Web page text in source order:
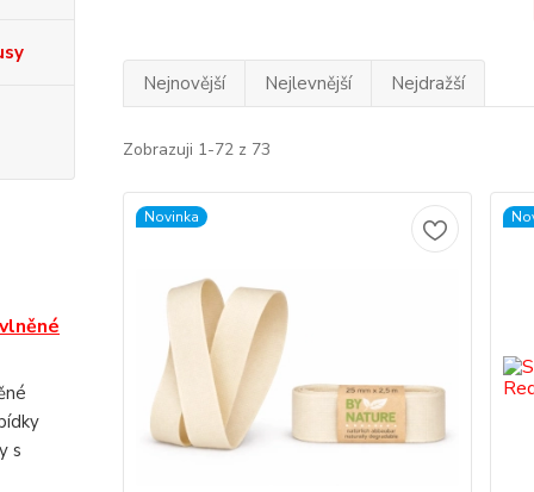
s
Nejnovější Nejlevnější Nejdražší
Zobrazuji 1-72 z 73
Novinka